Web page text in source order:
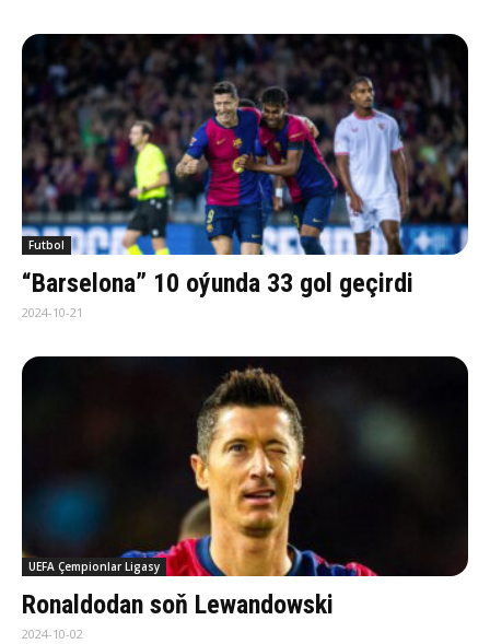
Futbol
“Barselona” 10 oýunda 33 gol geçirdi
2024-10-21
UEFA Çempionlar Ligasy
Ronaldodan soň Lewandowski
2024-10-02